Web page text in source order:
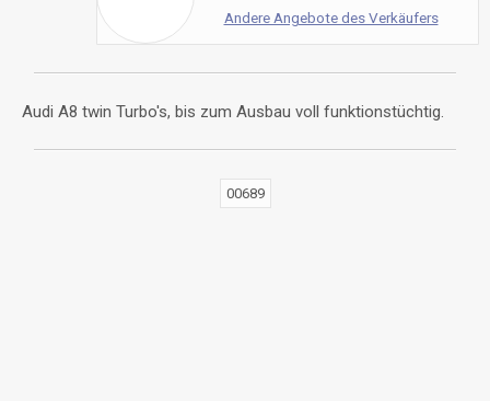
Andere Angebote des Verkäufers
Audi A8 twin Turbo's, bis zum Ausbau voll funktionstüchtig.
00689